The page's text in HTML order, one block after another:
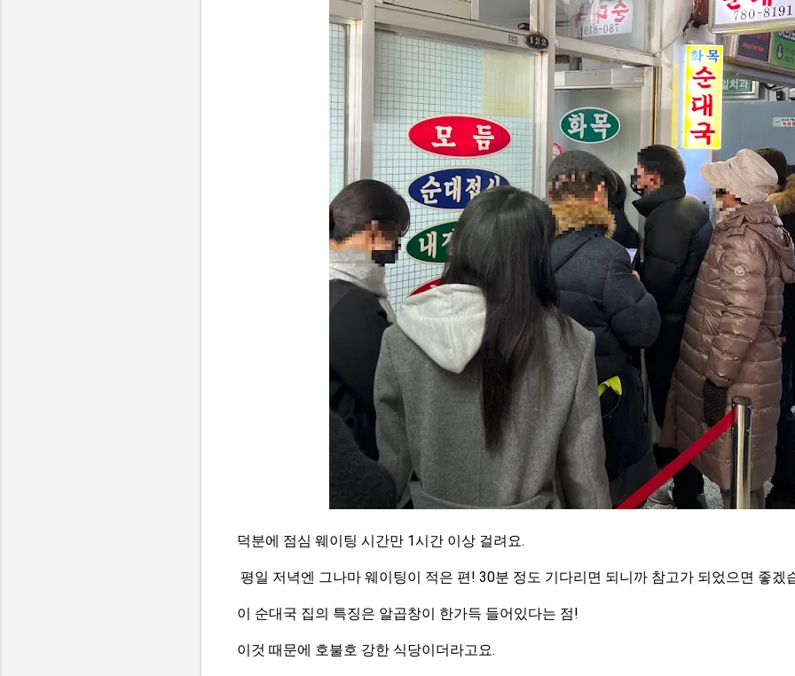
덕분에 점심 웨이팅 시간만 1시간 이상 걸려요.
평일 저녁엔 그나마 웨이팅이 적은 편! 30분 정도 기다리면 되니까 참고가 되었으면 좋겠
이 순대국 집의 특징은 알곱창이 한가득 들어있다는 점!
이것 때문에 호불호 강한 식당이더라고요.